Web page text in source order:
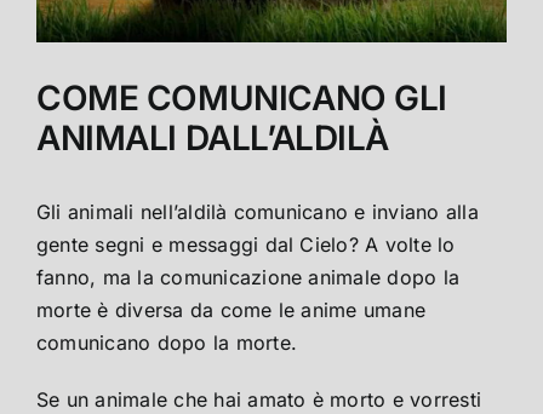
COME COMUNICANO GLI
ANIMALI DALL’ALDILÀ
Gli animali nell’aldilà comunicano e inviano alla
gente segni e messaggi dal Cielo? A volte lo
fanno, ma la comunicazione animale dopo la
morte è diversa da come le anime umane
comunicano dopo la morte.
Se un animale che hai amato è morto e vorresti